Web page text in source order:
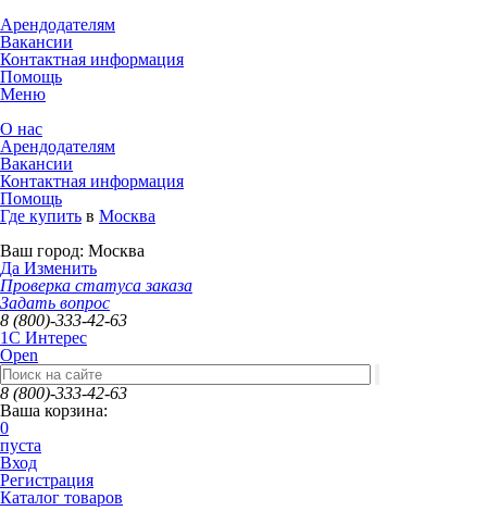
Арендодателям
Вакансии
Контактная информация
Помощь
Меню
О нас
Арендодателям
Вакансии
Контактная информация
Помощь
Где купить в Москва
Ваш город: Москва
Да Изменить
Проверка статуса заказа
Задать вопрос
8 (800)-333-42-63
1C Интерес
Open
8 (800)-333-42-63
Ваша корзина:
0
пуста
Вход
Регистрация
Каталог товаров